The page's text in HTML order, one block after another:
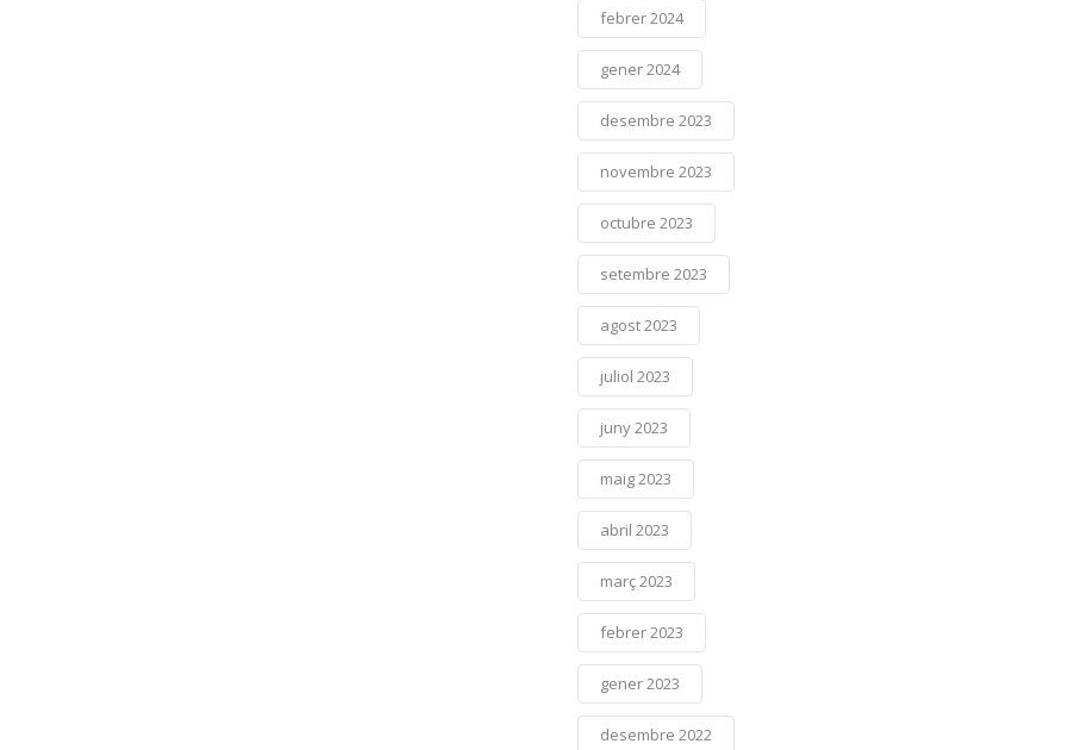
febrer 2024
gener 2024
desembre 2023
novembre 2023
octubre 2023
setembre 2023
agost 2023
juliol 2023
juny 2023
maig 2023
abril 2023
març 2023
febrer 2023
gener 2023
desembre 2022